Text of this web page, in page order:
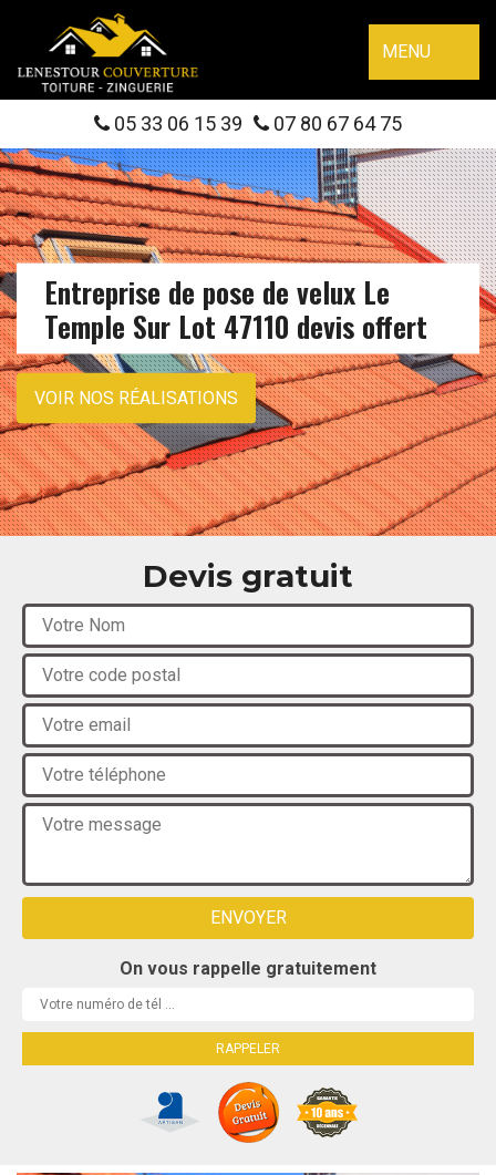
MENU
05 33 06 15 39 07 80 67 64 75
Entreprise de pose de velux Le
Temple Sur Lot 47110 devis offert
VOIR NOS RÉALISATIONS
Devis gratuit
On vous rappelle gratuitement